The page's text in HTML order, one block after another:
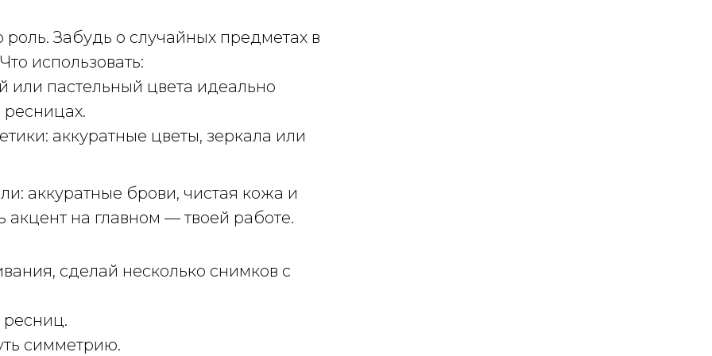
Забудь о случайных предметах в
использовать:
пастельный цвета идеально
аккуратные цветы, зеркала или
аккуратные брови, чистая кожа и
на главном — твоей работе.
сделай несколько снимков с
ресниц.
симметрию.